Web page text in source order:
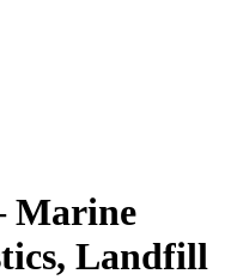
Marine
Landfill